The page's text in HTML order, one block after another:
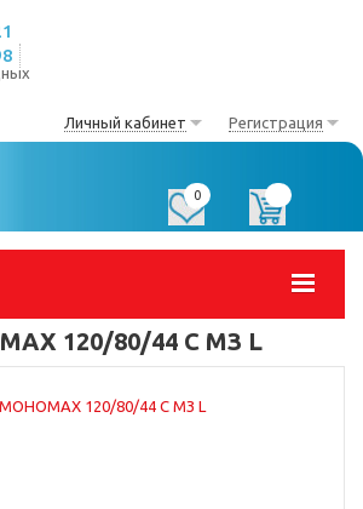
Личный кабинет Регистрация
0
120/80/44 С МЗ L